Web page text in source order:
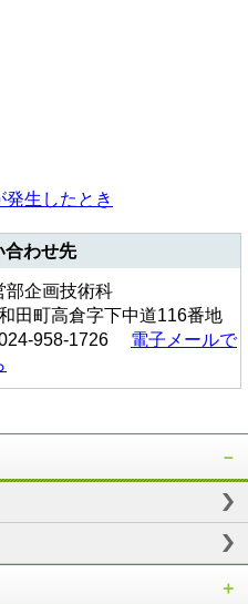
生したとき
合わせ先
企画技術科
田町高倉字下中道116番地
958-1726 電子メールで